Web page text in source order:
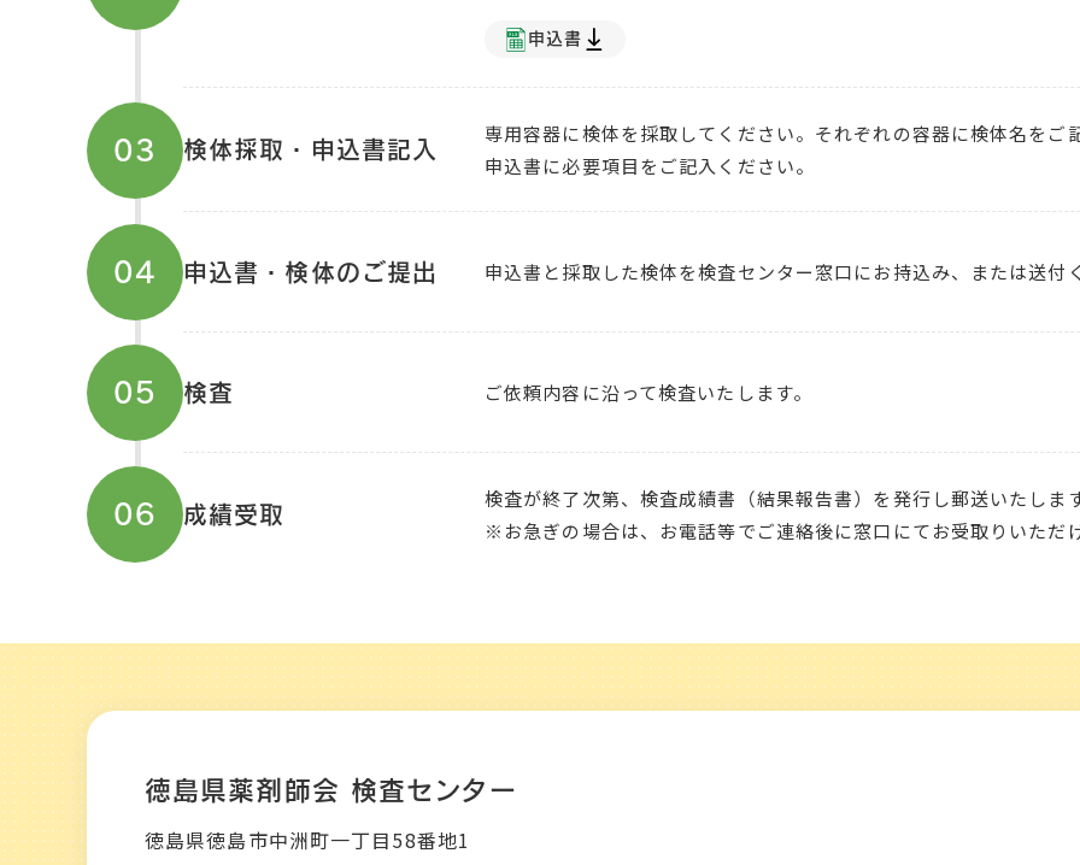
申込書
03 検体採取・申込書記入
専用容器に検体を採取してください。それぞれの容器に検体名をご
申込書に必要項目をご記入ください。
04 申込書・検体のご提出 申込書と採取した検体を検査センター窓口にお持込み、または送付
05 検査 ご依頼内容に沿って検査いたします。
06 成績受取
検査が終了次第、検査成績書（結果報告書）を発行し郵送いたしま
※お急ぎの場合は、お電話等でご連絡後に窓口にてお受取りいただ
徳島県薬剤師会 検査センター
徳島県徳島市中洲町一丁目58番地1